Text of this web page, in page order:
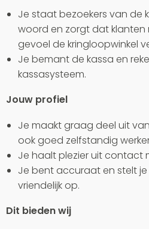
Je staat bezoekers van de
woord en zorgt dat klanten
gevoel de kringloopwinkel
Je bemant de kassa en
kassasysteem.
Jouw profiel
Je maakt graag deel uit
ook goed zelfstandig
Je haalt plezier uit contact
Je bent accuraat en stelt je
vriendelijk op.
Dit bieden wij